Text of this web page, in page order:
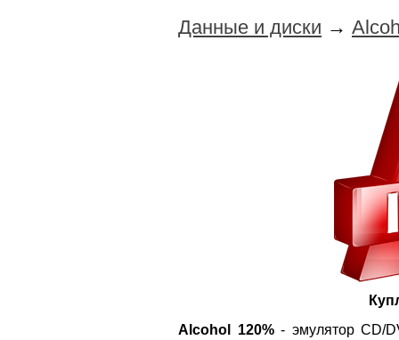
Данные и диски →
Alcohol 120%- эмулятор CD/